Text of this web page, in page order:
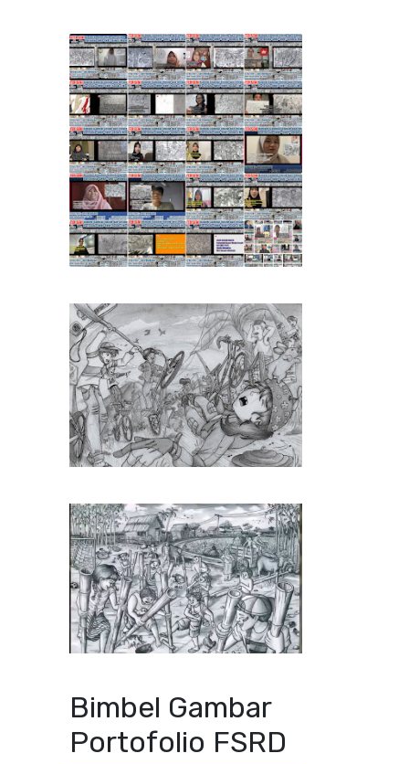
Bimbel Gambar
Portofolio FSRD